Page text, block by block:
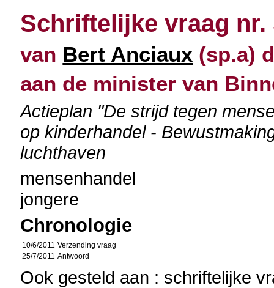
Schriftelijke vraag nr.
van Bert Anciaux (sp.a)
aan de minister van
Actieplan "De strijd tegen
op kinderhandel -
luchthaven
mensenhandel
jongere
Chronologie
10/6/2011 Verzending vraag
25/7/2011 Antwoord
Ook gesteld aan : schriftelijke